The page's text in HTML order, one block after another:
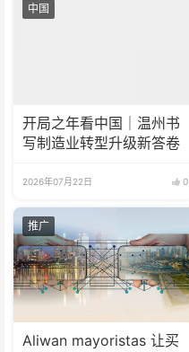
中国
开局之年看中国｜温州书
写制造业转型升级新答卷
2026年07月22日 0
推广
Aliwan mayoristas 让买